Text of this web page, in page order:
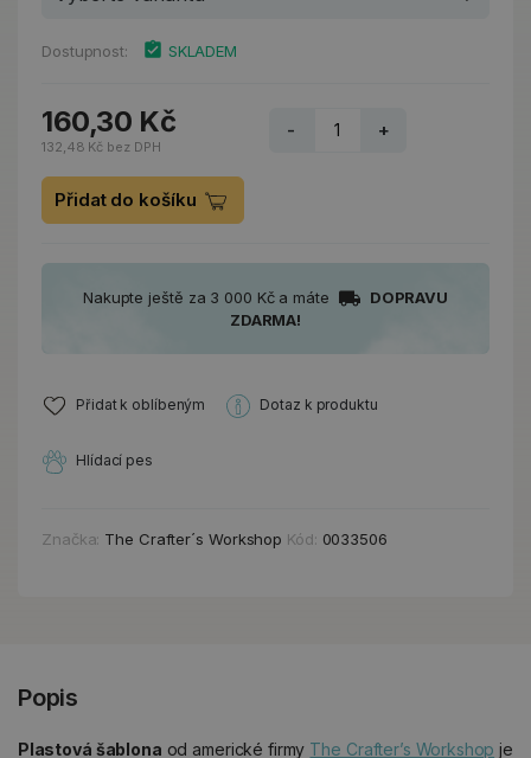
Dostupnost: SKLADEM
160,30 Kč
132,48 Kč bez DPH
- +
Přidat do košíku
Nakupte ještě za 3 000 Kč a máte
DOPRAVU
ZDARMA!
Přidat k oblíbeným Dotaz k produktu
Hlídací pes
Značka: The Crafter´s Workshop Kód: 0033506
Popis
Plastová šablona od americké firmy The Crafter’s Workshop je